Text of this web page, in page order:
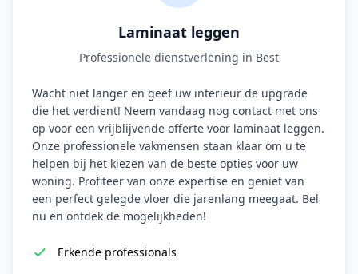
Laminaat leggen
Professionele dienstverlening in Best
Wacht niet langer en geef uw interieur de upgrade
die het verdient! Neem vandaag nog contact met ons
op voor een vrijblijvende offerte voor laminaat leggen.
Onze professionele vakmensen staan klaar om u te
helpen bij het kiezen van de beste opties voor uw
woning. Profiteer van onze expertise en geniet van
een perfect gelegde vloer die jarenlang meegaat. Bel
nu en ontdek de mogelijkheden!
Erkende professionals